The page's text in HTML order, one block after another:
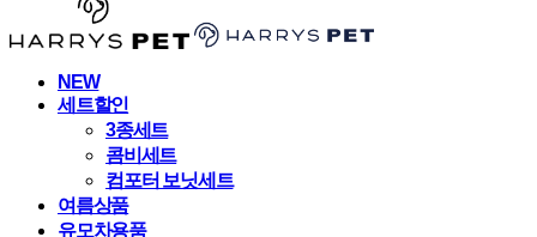
NEW
세트할인
3종세트
콤비세트
컴포터 보닛세트
여름상품
유모차용품